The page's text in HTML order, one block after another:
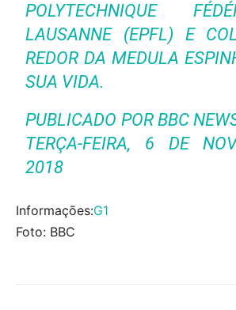
POLYTECHNIQUE
LAUSANNE (EPFL) E
REDOR DA MEDULA
SUA VIDA.
PUBLICADO POR BBC
TERÇA-FEIRA, 6 DE
2018
Informações:G1
Foto: BBC